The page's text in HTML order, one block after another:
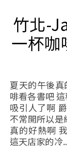
竹北-
一杯咖
夏天的午後真的有讓人暈眩的溫度 找個地方喝咖
啡看各書吧
吸引人了啊
不常開所以是
真的好熱啊
這天店家的冷